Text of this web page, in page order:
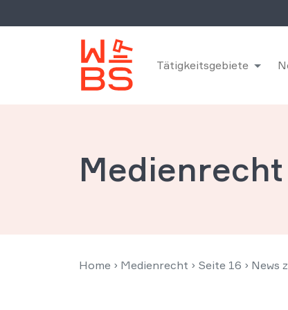
Tätigkeitsgebiete
Medienrecht
Home › Medienrecht › Seite 16 › News